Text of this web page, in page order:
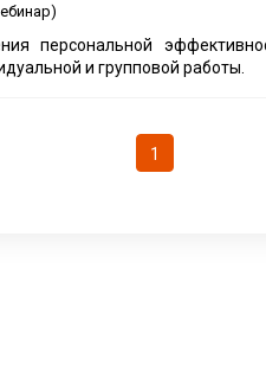
персональной
и групповой работы.
1